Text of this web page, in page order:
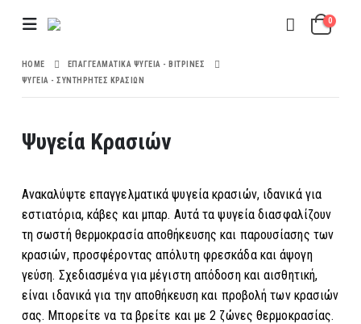
0
HOME
ΕΠΑΓΓΕΛΜΑΤΙΚΆ ΨΥΓΕΊΑ - ΒΙΤΡΊΝΕΣ
ΨΥΓΕΊΑ - ΣΥΝΤΗΡΗΤΈΣ ΚΡΑΣΙΏΝ
Ψυγεία Κρασιών
Ανακαλύψτε επαγγελματικά ψυγεία κρασιών, ιδανικά για
εστιατόρια, κάβες και μπαρ. Αυτά τα ψυγεία διασφαλίζουν
τη σωστή θερμοκρασία αποθήκευσης και παρουσίασης των
κρασιών, προσφέροντας απόλυτη φρεσκάδα και άψογη
γεύση. Σχεδιασμένα για μέγιστη απόδοση και αισθητική,
είναι ιδανικά για την αποθήκευση και προβολή των κρασιών
σας. Μπορείτε να τα βρείτε και με 2 ζώνες θερμοκρασίας.